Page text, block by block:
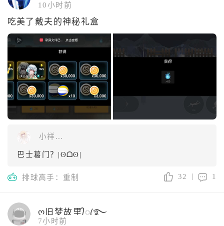
10小时前
吃美了戴夫的神秘礼盒
小祥...
巴士葛门？|ʘᗝʘ|
排球高手：重制 32 1
ღ旧梦故里᭄ꦿ࿐
7小时前